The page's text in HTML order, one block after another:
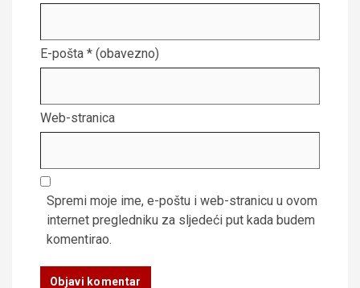
E-pošta * (obavezno)
Web-stranica
Spremi moje ime, e-poštu i web-stranicu u ovom
internet pregledniku za sljedeći put kada budem
komentirao.